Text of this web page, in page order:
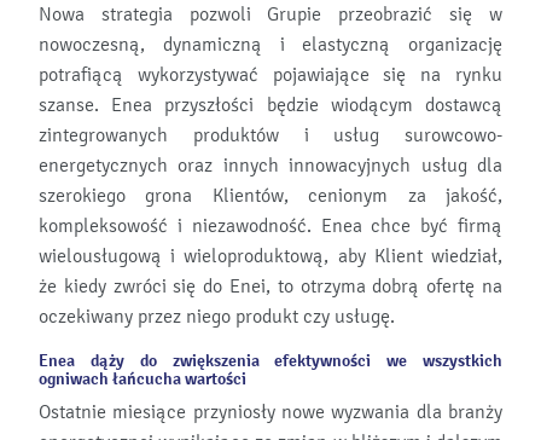
Nowa strategia pozwoli Grupie przeobrazić się w
nowoczesną, dynamiczną i elastyczną organizację
potrafiącą wykorzystywać pojawiające się na rynku
szanse. Enea przyszłości będzie wiodącym dostawcą
zintegrowanych produktów i usług surowcowo-
energetycznych oraz innych innowacyjnych usług dla
szerokiego grona Klientów, cenionym za jakość,
kompleksowość i niezawodność. Enea chce być firmą
wielousługową i wieloproduktową, aby Klient wiedział,
że kiedy zwróci się do Enei, to otrzyma dobrą ofertę na
oczekiwany przez niego produkt czy usługę.
Enea dąży do zwiększenia efektywności we wszystkich
ogniwach łańcucha wartości
Ostatnie miesiące przyniosły nowe wyzwania dla branży